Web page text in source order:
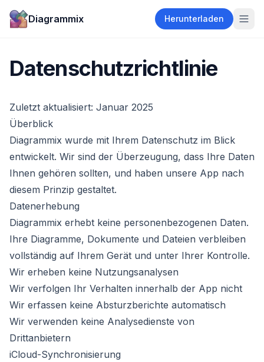
Diagrammix Herunterladen
Datenschutzrichtlinie
Zuletzt aktualisiert: Januar 2025
Überblick
Diagrammix wurde mit Ihrem Datenschutz im Blick
entwickelt. Wir sind der Überzeugung, dass Ihre Daten
Ihnen gehören sollten, und haben unsere App nach
diesem Prinzip gestaltet.
Datenerhebung
Diagrammix erhebt keine personenbezogenen Daten.
Ihre Diagramme, Dokumente und Dateien verbleiben
vollständig auf Ihrem Gerät und unter Ihrer Kontrolle.
Wir erheben keine Nutzungsanalysen
Wir verfolgen Ihr Verhalten innerhalb der App nicht
Wir erfassen keine Absturzberichte automatisch
Wir verwenden keine Analysedienste von
Drittanbietern
iCloud-Synchronisierung